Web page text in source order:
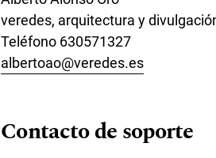
veredes, arquitectura y
Teléfono 630571327
albertoao@veredes.es
Contacto de soporte